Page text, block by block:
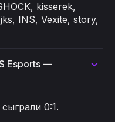
kisserek,
INS, Vexite, story,
Esports —
0:1.